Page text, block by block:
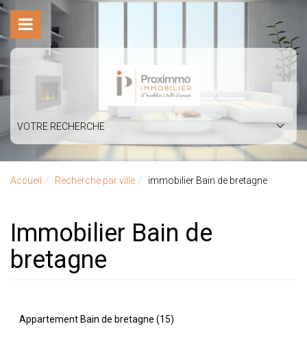
VOTRE RECHERCHE
Accueil Recherche par ville immobilier Bain de bretagne
immobilier Bain de
bretagne
Appartement Bain de bretagne (15)